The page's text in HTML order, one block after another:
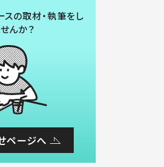
スの取材・執筆をし
んか？
ページへ